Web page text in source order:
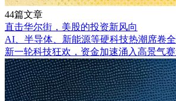
44篇文章
直击华尔街，美股的投资新风向
AI、半导体、新能源等硬科技热潮席卷
新一轮科技狂欢，资金加速涌入高景气赛